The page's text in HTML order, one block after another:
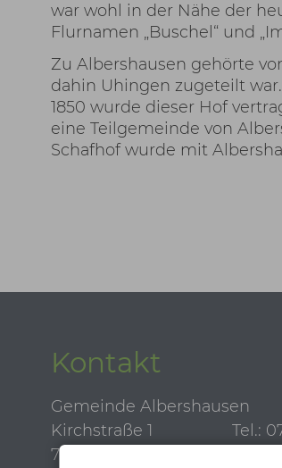
war wohl in der Nähe der
Flurnamen „Buschel“ und
Zu Albershausen gehörte
dahin Uhingen zugeteilt
1850 wurde dieser Hof
eine Teilgemeinde von
Schafhof wurde mit
Kontakt
Gemeinde Albershausen
Kirchstraße 1
73095 Albershausen
Tel.: